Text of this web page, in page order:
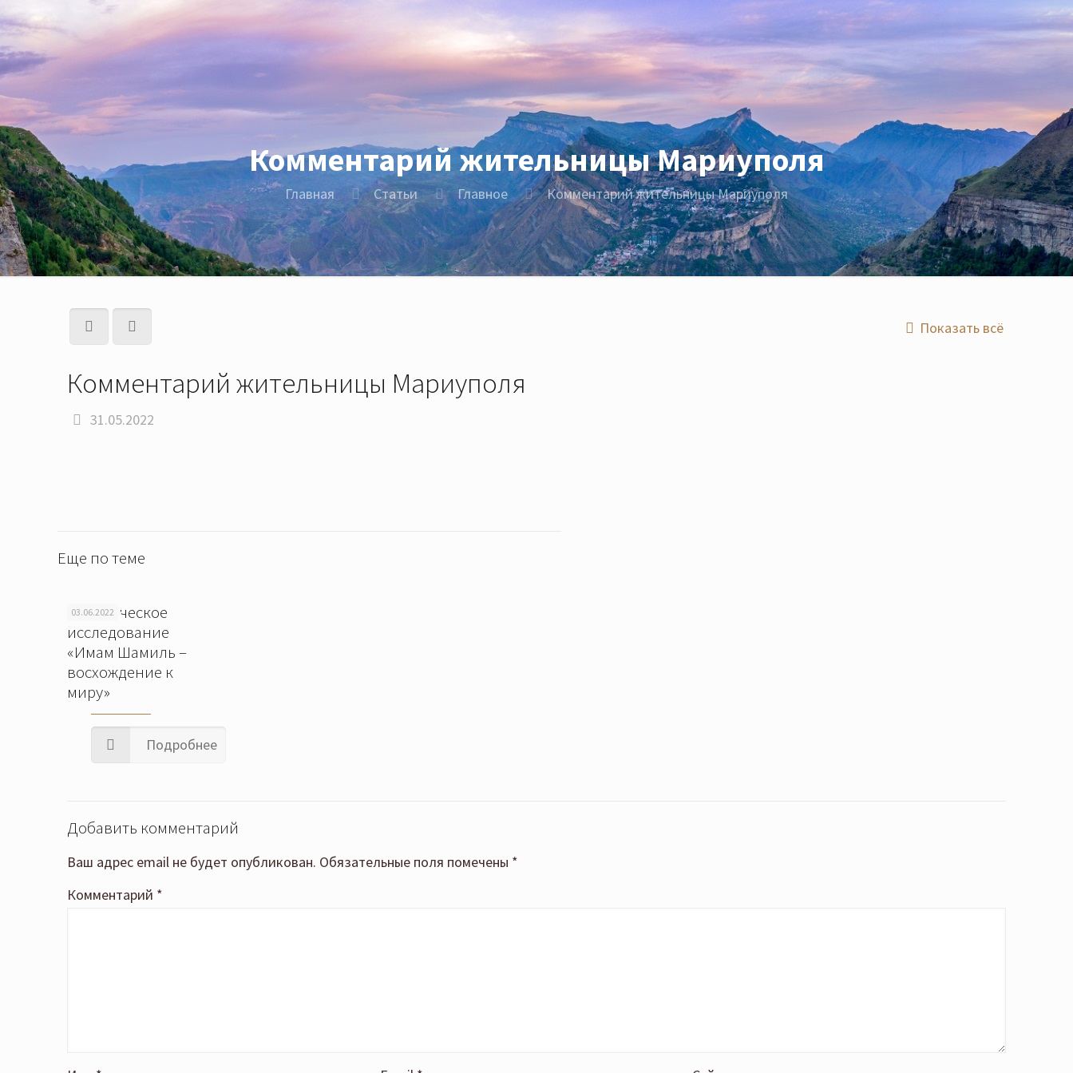
Комментарий жительницы Мариуполя
Главная Статьи Главное Комментарий жительницы Мариуполя
Показать всё
Комментарий жительницы Мариуполя
31.05.2022
Еще по теме
03.06.2022
Историческое
исследование
«Имам Шамиль –
восхождение к
миру»
Подробнее
Добавить комментарий
Ваш адрес email не будет опубликован. Обязательные поля помечены *
Комментарий *